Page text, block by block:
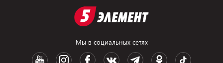
Мы в социальных сетях